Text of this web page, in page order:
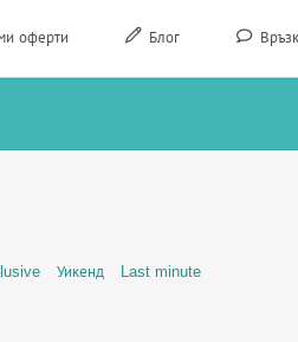
оферти Блог
Уикенд Last minute